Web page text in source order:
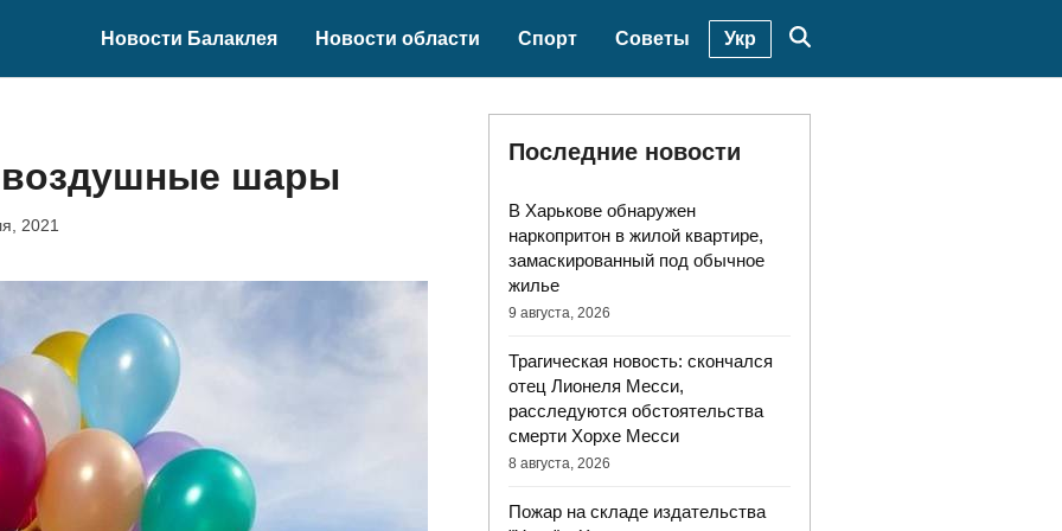
Новости Балаклея Новости области Спорт Советы Укр
шары
2021
Последние новости
В Харькове обнаружен
наркопритон в жилой квартире,
замаскированный под обычное
жилье
9 августа, 2026
Трагическая новость: скончался
отец Лионеля Месси,
расследуются обстоятельства
смерти Хорхе Месси
8 августа, 2026
Пожар на складе издательства